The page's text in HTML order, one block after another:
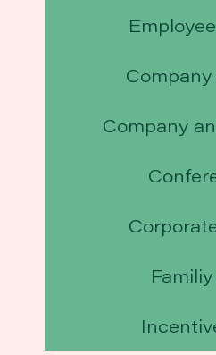
Company